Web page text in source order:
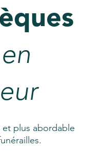
et plus abordable